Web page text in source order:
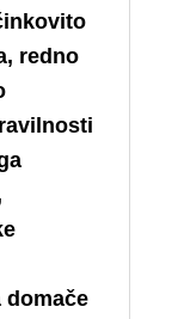
redno
domače